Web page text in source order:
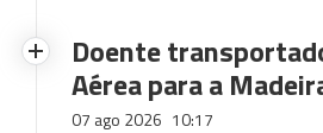
Doente
Aérea para a
07 ago 2026 10:17